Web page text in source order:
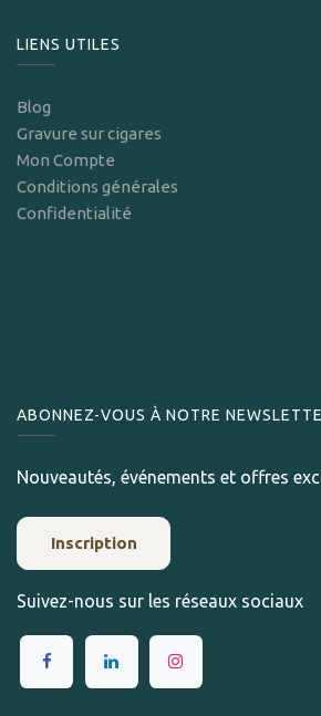
LIENS UTILES
Blog
Gravure sur cigares
Mon Compte
Conditions générales
Confidentialité
ABONNEZ-VOUS À NOTRE
Nouveautés, événements et offres
Inscription
Suivez-nous sur les réseaux sociaux